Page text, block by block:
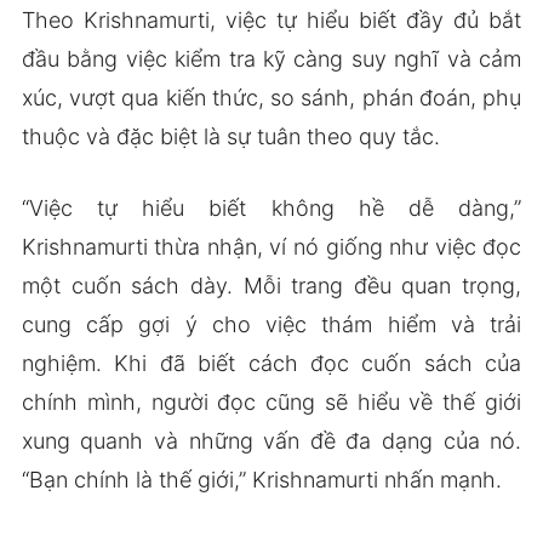
Theo Krishnamurti, việc tự hiểu biết đầy đủ bắt
đầu bằng việc kiểm tra kỹ càng suy nghĩ và cảm
xúc, vượt qua kiến thức, so sánh, phán đoán, phụ
thuộc và đặc biệt là sự tuân theo quy tắc.
“Việc tự hiểu biết không hề dễ dàng,”
Krishnamurti thừa nhận, ví nó giống như việc đọc
một cuốn sách dày. Mỗi trang đều quan trọng,
cung cấp gợi ý cho việc thám hiểm và trải
nghiệm. Khi đã biết cách đọc cuốn sách của
chính mình, người đọc cũng sẽ hiểu về thế giới
xung quanh và những vấn đề đa dạng của nó.
“Bạn chính là thế giới,” Krishnamurti nhấn mạnh.